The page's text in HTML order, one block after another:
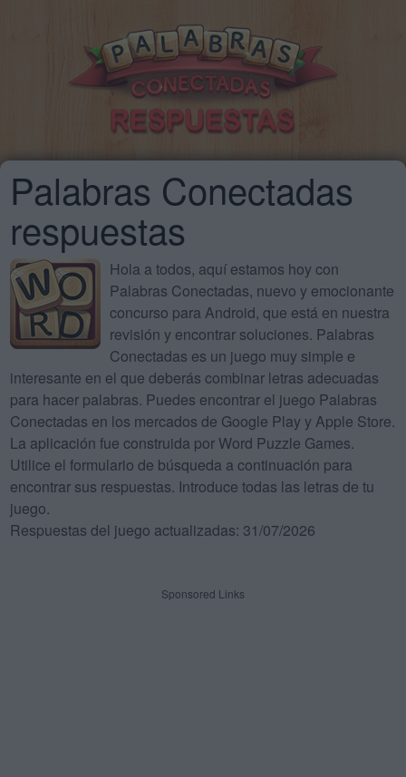
Palabras Conectadas
respuestas
Hola a todos, aquí estamos hoy con
Palabras Conectadas, nuevo y emocionante
concurso para Android, que está en nuestra
revisión y encontrar soluciones. Palabras
Conectadas es un juego muy simple e
interesante en el que deberás combinar letras adecuadas
para hacer palabras. Puedes encontrar el juego Palabras
Conectadas en los mercados de Google Play y Apple Store.
La aplicación fue construida por Word Puzzle Games.
Utilice el formulario de búsqueda a continuación para
encontrar sus respuestas. Introduce todas las letras de tu
juego.
Respuestas del juego actualizadas: 31/07/2026
Sponsored Links